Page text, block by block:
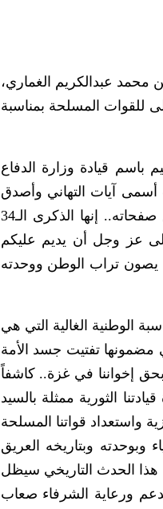
محمد عبدالكريم الغماري،
للقوات المسلحة بمناسبة
باسم قيادة وزارة الدفاع
أسمى آيات التهاني وأصدق
الأمنيات القلبية بمناسبة ذكرى يوم مجيد من الأيام الوطنية التي سجلها التاريخ في أنصع صفحاته.. إنها الذكرى الـ34
تحقق في الـ22 من مايو 1990م، سائلين المولى عز وجل أن يديم عليكم
يصون تراب الوطن ووحدته
الوطنية الغالية التي هي
مضمونها تفتيت جسد الأمة
بحق إخواننا في غزة.. كاشفاً
الثورية ممثلة بالسيد
واستعداد قواتنا المسلحة
وبتاريخه العريق
هذا الحدث التاريخي سيظل
ورعاية الشرفاء صعاب